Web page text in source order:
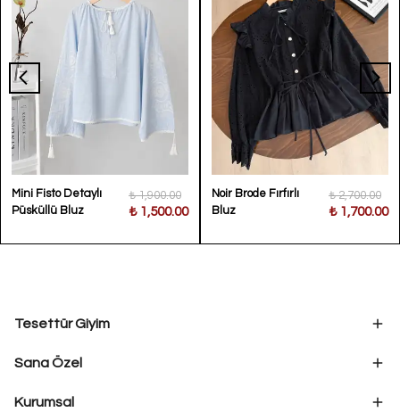
Mini Fisto Detaylı
Püsküllü Bluz
₺ 1,900.00
₺ 1,500.00
Noir Brode Fırfırlı
Bluz
₺ 2,700.00
₺ 1,700.00
Tesettür Giyim
Sana Özel
Kurumsal